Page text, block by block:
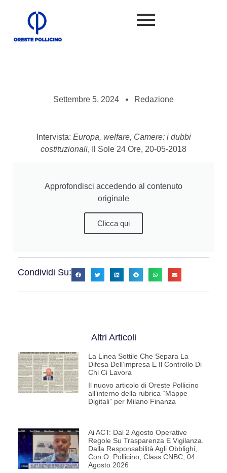
Settembre 5, 2024 Redazione
Intervista: Europa, welfare, Camere: i dubbi
costituzionali, Il Sole 24 Ore, 20-05-2018
Approfondisci accedendo al contenuto
originale
Clicca qui
Condividi Su:
Altri Articoli
La Linea Sottile Che Separa La
Difesa Dell’impresa E Il Controllo Di
Chi Ci Lavora
Il nuovo articolo di Oreste Pollicino
all’interno della rubrica “Mappe
Digitali” per Milano Finanza
Ai ACT: Dal 2 Agosto Operative
Regole Su Trasparenza E Vigilanza.
Dalla Responsabilità Agli Obblighi,
Con O. Pollicino, Class CNBC, 04
Agosto 2026